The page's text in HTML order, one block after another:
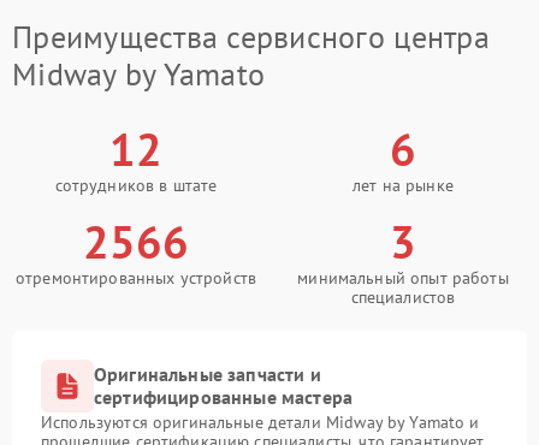
Преимущества сервисного центра
Midway by Yamato
12
сотрудников в штате
6
лет на рынке
2566
отремонтированных устройств
3
минимальный опыт работы
специалистов
Оригинальные запчасти и
сертифицированные мастера
Используются оригинальные детали Midway by Yamato и